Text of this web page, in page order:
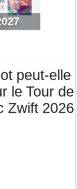
sa formation
trop loin…"
peut-elle
le Tour de
Zwift 2026